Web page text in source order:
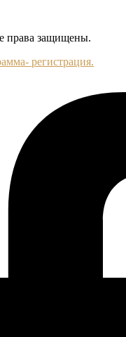
права защищены.
регистрация.